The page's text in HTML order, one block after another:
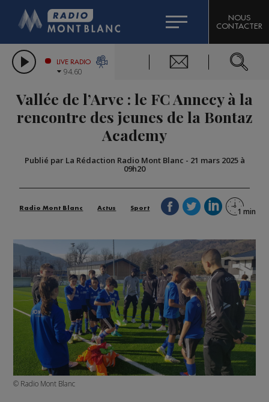
LES CHRONIQUES DE L'EXPERT
CITIZEN MACHINERY
GRAND MASSIF DOMAINES SKIABLES
BIGARD
COMPAGNIE DU MONT-BLANC
NOUS
CONTACTER
LIVE RADIO
94.60
Vallée de l’Arve : le FC Annecy à la
rencontre des jeunes de la Bontaz
Academy
Publié par La Rédaction Radio Mont Blanc - 21 mars 2025 à
09h20
Radio Mont Blanc Actus Sport
© Radio Mont Blanc